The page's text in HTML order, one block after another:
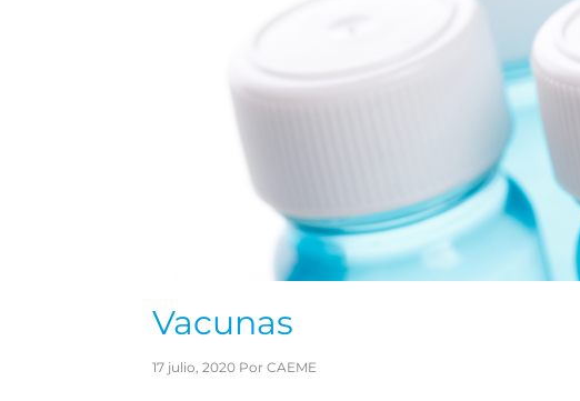
Vacunas
17 julio, 2020 Por CAEME